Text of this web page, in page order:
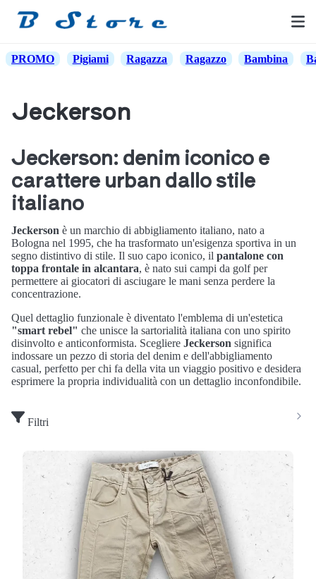
PROMO Pigiami Ragazza Ragazzo Bambina
Jeckerson
Jeckerson: denim iconico e
carattere urban dallo stile
italiano
Jeckerson è un marchio di abbigliamento italiano, nato a
Bologna nel 1995, che ha trasformato un'esigenza sportiva in un
segno distintivo di stile. Il suo capo iconico, il pantalone con
toppa frontale in alcantara, è nato sui campi da golf per
permettere ai giocatori di asciugare le mani senza perdere la
concentrazione.
Quel dettaglio funzionale è diventato l'emblema di un'estetica
"smart rebel" che unisce la sartorialità italiana con uno spirito
disinvolto e anticonformista. Scegliere Jeckerson significa
indossare un pezzo di storia del denim e dell'abbigliamento
casual, perfetto per chi fa della vita un viaggio positivo e desidera
esprimere la propria individualità con un dettaglio inconfondibile.
Filtri
Pantalone Bambino Jeckerson Beige in Cotone
Elasticizzato con Toppe
(0 Valutazioni)
Jeckerson• Jeans e Pantaloni Bambino
L'icona del design italiano si tinge di eleganza
naturale: il pantalone Jeckerson modello JB5617